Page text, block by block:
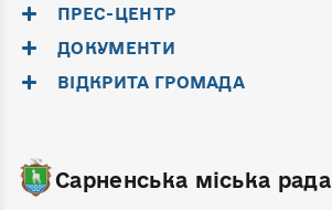
ПРЕС-ЦЕНТР
ДОКУМЕНТИ
ВІДКРИТА ГРОМАДА
Сарненська міська рада